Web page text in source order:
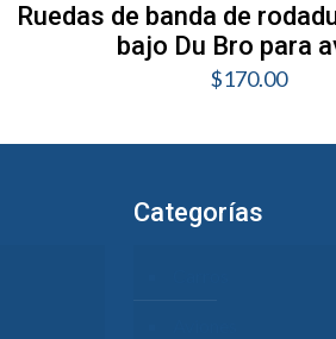
Ruedas de banda de
bajo Du Bro para
$170.00
Categorías